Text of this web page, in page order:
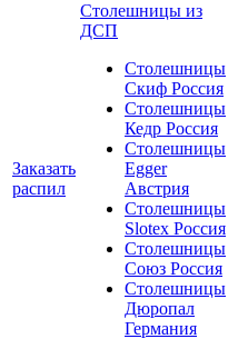
Заказать
распил
Столешницы из
ДСП
Столешницы
Скиф Россия
Столешницы
Кедр Россия
Столешницы
Egger
Австрия
Столешницы
Slotex Россия
Столешницы
Союз Россия
Столешницы
Дюропал
Германия